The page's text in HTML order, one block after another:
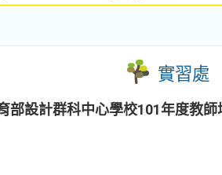
實習處
部設計群科中心學校101年度教